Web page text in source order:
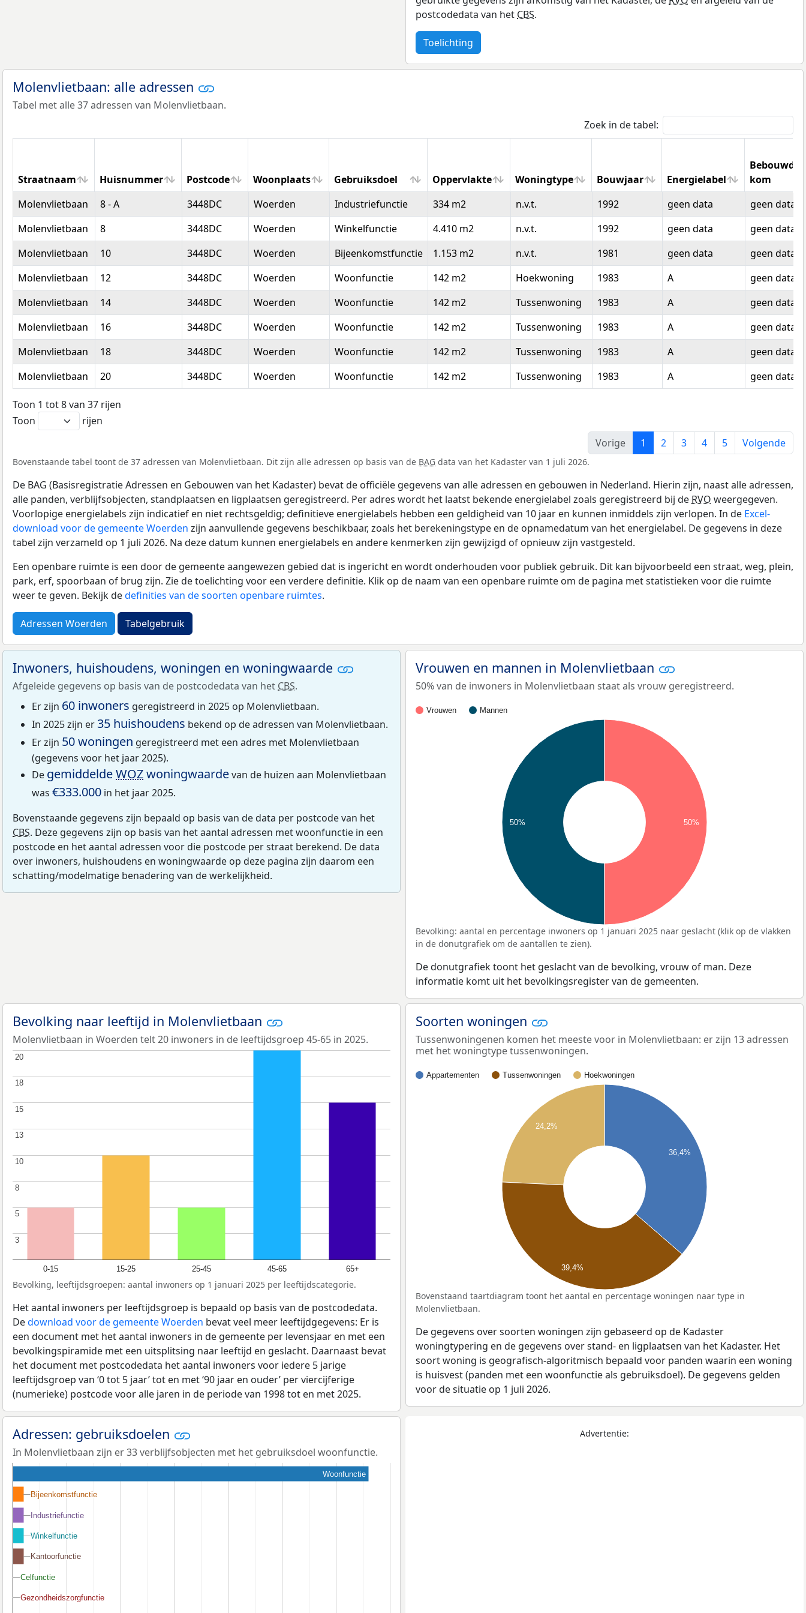
postcodedata van het CBS.
Toelichting
Molenvlietbaan: alle adressen
Tabel met alle 37 adressen van Molenvlietbaan.
Zoek in de tabel:
Straatnaam Huisnummer Postcode Woonplaats Gebruiksdoel Oppervlakte Woningtype Bouwjaar Energielabel
Bebouwde
kom
Straatnaam
Huisnummer Postcode Woonplaats Gebruiksdoel Oppervlakte Woningtype Bouwjaar Energielabel
Bebouwde
kom
Molenvlietbaan 8 - A 3448DC Woerden Industriefunctie 334 m2 n.v.t. 1992 geen data
geen data
Molenvlietbaan
8 3448DC Woerden Winkelfunctie 4.410 m2 n.v.t. 1992 geen data
geen data
Molenvlietbaan
10 3448DC Woerden Bijeenkomstfunctie 1.153 m2 n.v.t. 1981 geen data
geen data
Molenvlietbaan
12 3448DC Woerden Woonfunctie 142 m2 Hoekwoning 1983 A
geen data
Molenvlietbaan
14 3448DC Woerden Woonfunctie 142 m2 Tussenwoning 1983 A
geen data
Molenvlietbaan
16 3448DC Woerden Woonfunctie 142 m2 Tussenwoning 1983 A
geen data
Molenvlietbaan
18 3448DC Woerden Woonfunctie 142 m2 Tussenwoning 1983 A
geen data
Molenvlietbaan
20 3448DC Woerden Woonfunctie 142 m2 Tussenwoning 1983 A geen data
Toon 1 tot 8 van 37 rijen
Toon
rijen
Vorige
1 2 3 4 5 Volgende
Bovenstaande tabel toont de 37 adressen van Molenvlietbaan. Dit zijn alle adressen op basis van de BAG data van het Kadaster van 1 juli 2026.
De BAG (Basisregistratie Adressen en Gebouwen van het Kadaster) bevat de officiële gegevens van alle adressen en gebouwen in Nederland. Hierin zijn, naast alle adressen,
alle panden, verblijfsobjecten, standplaatsen en ligplaatsen geregistreerd. Per adres wordt het laatst bekende energielabel zoals geregistreerd bij de RVO weergegeven.
Voorlopige energielabels zijn indicatief en niet rechtsgeldig; definitieve energielabels hebben een geldigheid van 10 jaar en kunnen inmiddels zijn verlopen. In de Excel-
download voor de gemeente Woerden zijn aanvullende gegevens beschikbaar, zoals het berekeningstype en de opnamedatum van het energielabel. De gegevens in deze
tabel zijn verzameld op 1 juli 2026. Na deze datum kunnen energielabels en andere kenmerken zijn gewijzigd of opnieuw zijn vastgesteld.
Een openbare ruimte is een door de gemeente aangewezen gebied dat is ingericht en wordt onderhouden voor publiek gebruik. Dit kan bijvoorbeeld een straat, weg, plein,
park, erf, spoorbaan of brug zijn. Zie de toelichting voor een verdere definitie. Klik op de naam van een openbare ruimte om de pagina met statistieken voor die ruimte
weer te geven. Bekijk dedefinities van de soorten openbare ruimtes.
Adressen Woerden Tabelgebruik
Inwoners, huishoudens, woningen en woningwaarde
Afgeleide gegevens op basis van de postcodedata van het CBS.
Er zijn 60 inwoners geregistreerd in 2025 op Molenvlietbaan.
In 2025 zijn er 35 huishoudens bekend op de adressen van Molenvlietbaan.
Er zijn 50 woningen geregistreerd met een adres met Molenvlietbaan
(gegevens voor het jaar 2025).
De gemiddeldeWOZwoningwaardevan de huizen aan Molenvlietbaan
was €333.000 in het jaar 2025.
Bovenstaande gegevens zijn bepaald op basis van de data per postcode van het
CBS. Deze gegevens zijn op basis van het aantal adressen met woonfunctie in een
postcode en het aantal adressen voor die postcode per straat berekend. De data
over inwoners, huishoudens en woningwaarde op deze pagina zijn daarom een
schatting/modelmatige benadering van de werkelijkheid.
Vrouwen en mannen in Molenvlietbaan
50% van de inwoners in Molenvlietbaan staat als vrouw geregistreerd.
Vrouwen Mannen
50% 50%
Bevolking: aantal en percentage inwoners op 1 januari 2025 naar geslacht (klik op de vlakken
in de donutgrafiek om de aantallen te zien).
De donutgrafiek toont het geslacht van de bevolking, vrouw of man. Deze
informatie komt uit het bevolkingsregister van de gemeenten.
Bevolking naar leeftijd in Molenvlietbaan
Molenvlietbaan in Woerden telt 20 inwoners in de leeftijdsgroep 45-65 in 2025.
0-15 15-25 25-45 45-65 65+
3
3
5
5
8
8
10
10
13
13
15
15
18
18
20
20
Bevolking, leeftijdsgroepen: aantal inwoners op 1 januari 2025 per leeftijdscategorie.
Het aantal inwoners per leeftijdsgroep is bepaald op basis van de postcodedata.
Dedownload voor de gemeente Woerden bevat veel meer leeftijdgegevens: Er is
een document met het aantal inwoners in de gemeente per levensjaar en met een
bevolkingspiramide met een uitsplitsing naar leeftijd en geslacht. Daarnaast bevat
het document met postcodedata het aantal inwoners voor iedere 5 jarige
leeftijdsgroep van ‘0 tot 5 jaar’ tot en met ‘90 jaar en ouder’ per viercijferige
(numerieke) postcode voor alle jaren in de periode van 1998 tot en met 2025.
Soorten woningen
Tussenwoningenen komen het meeste voor in Molenvlietbaan: er zijn 13 adressen
met het woningtype tussenwoningen.
Appartementen Tussenwoningen Hoekwoningen
36,4%
24,2%
39,4%
Bovenstaand taartdiagram toont het aantal en percentage woningen naar type in
Molenvlietbaan.
De gegevens over soorten woningen zijn gebaseerd op de Kadaster
woningtypering en de gegevens over stand- en ligplaatsen van het Kadaster. Het
soort woning is geografisch-algoritmisch bepaald voor panden waarin een woning
is huisvest (panden met een woonfunctie als gebruiksdoel). De gegevens gelden
voor de situatie op 1 juli 2026.
Adressen: gebruiksdoelen
In Molenvlietbaan zijn er 33 verblijfsobjecten met het gebruiksdoel woonfunctie.
Woonfunctie
Bijeenkomstfunctie
Bijeenkomstfunctie
Industriefunctie
Industriefunctie
Winkelfunctie
Winkelfunctie
Kantoorfunctie
Kantoorfunctie
Celfunctie
Celfunctie
Gezondheidszorgfunctie
Gezondheidszorgfunctie
Advertentie: